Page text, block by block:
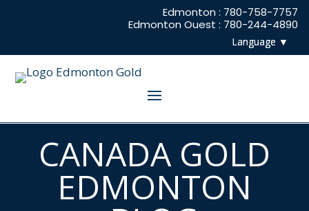
Edmonton : 780-758-7757
Edmonton Ouest : 780-244-4890
CANADA GOLD
EDMONTON